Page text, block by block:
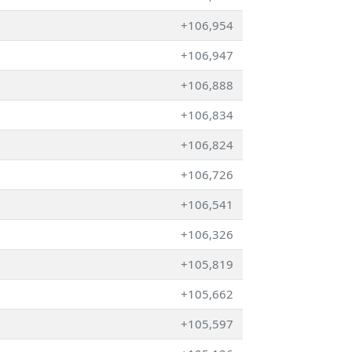
+106,954
+106,947
+106,888
+106,834
+106,824
+106,726
+106,541
+106,326
+105,819
+105,662
+105,597